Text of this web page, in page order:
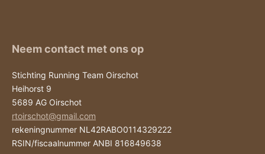
Neem contact met ons op
Stichting Running Team Oirschot
Heihorst 9
5689 AG Oirschot
rtoirschot@gmail.com
rekeningnummer NL42RABO0114329222
RSIN/fiscaalnummer ANBI 816849638